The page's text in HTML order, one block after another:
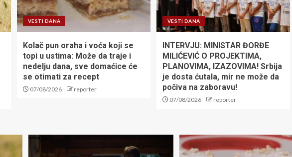
VESTI DANA
Kolač pun oraha i voća koji se
topi u ustima: Može da traje i
nedelju dana, sve domaćice će
se otimati za recept
07/08/2026 reporter
VESTI DANA
INTERVJU: MINISTAR ĐORĐE
MILIĆEVIĆ O PROJEKTIMA,
PLANOVIMA, IZAZOVIMA! Srbija
je dosta ćutala, mir ne može da
počiva na zaboravu!
07/08/2026 reporter